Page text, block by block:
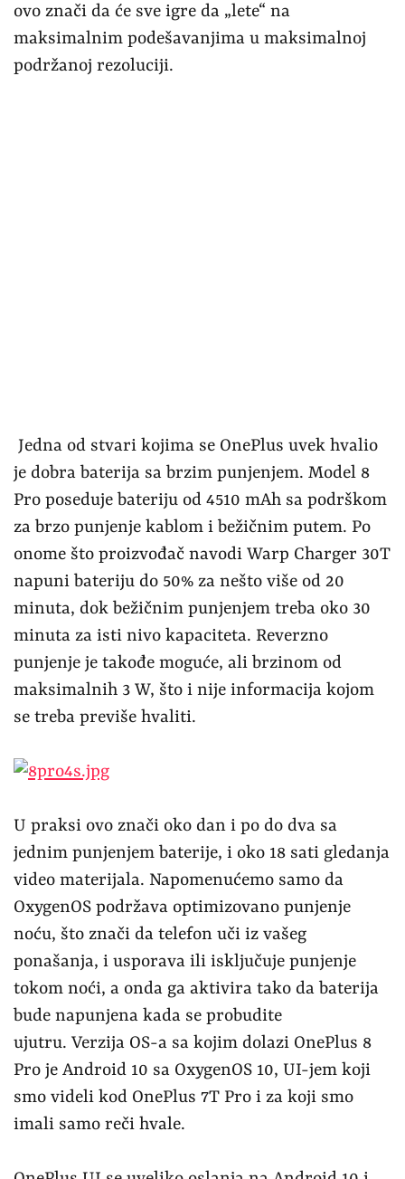
ovo znači da će sve igre da „lete“ na
maksimalnim podešavanjima u maksimalnoj
podržanoj rezoluciji.
Jedna od stvari kojima se OnePlus uvek hvalio
je dobra baterija sa brzim punjenjem. Model 8
Pro poseduje bateriju od 4510 mAh sa podrškom
za brzo punjenje kablom i bežičnim putem. Po
onome što proizvođač navodi Warp Charger 30T
napuni bateriju do 50% za nešto više od 20
minuta, dok bežičnim punjenjem treba oko 30
minuta za isti nivo kapaciteta. Reverzno
punjenje je takođe moguće, ali brzinom od
maksimalnih 3 W, što i nije informacija kojom
se treba previše hvaliti.
U praksi ovo znači oko dan i po do dva sa
jednim punjenjem baterije, i oko 18 sati gledanja
video materijala. Napomenućemo samo da
OxygenOS podržava optimizovano punjenje
noću, što znači da telefon uči iz vašeg
ponašanja, i usporava ili isključuje punjenje
tokom noći, a onda ga aktivira tako da baterija
bude napunjena kada se probudite
ujutru. Verzija OS-a sa kojim dolazi OnePlus 8
Pro je Android 10 sa OxygenOS 10, UI-jem koji
smo videli kod OnePlus 7T Pro i za koji smo
imali samo reči hvale.